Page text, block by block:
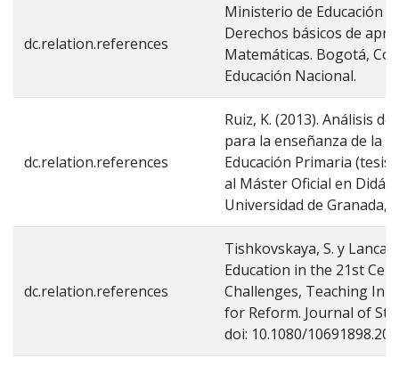
dc.relation.references
Ministerio de Educación
Derechos básicos de
Matemáticas. Bogotá,
Educación Nacional.
dc.relation.references
Ruiz, K. (2013). Análisis
para la enseñanza de la
Educación Primaria
al Máster Oficial en
Universidad de Granada,
dc.relation.references
Tishkovskaya, S. y
Education in the 21st
Challenges, Teaching
for Reform. Journal of
doi: 10.1080/